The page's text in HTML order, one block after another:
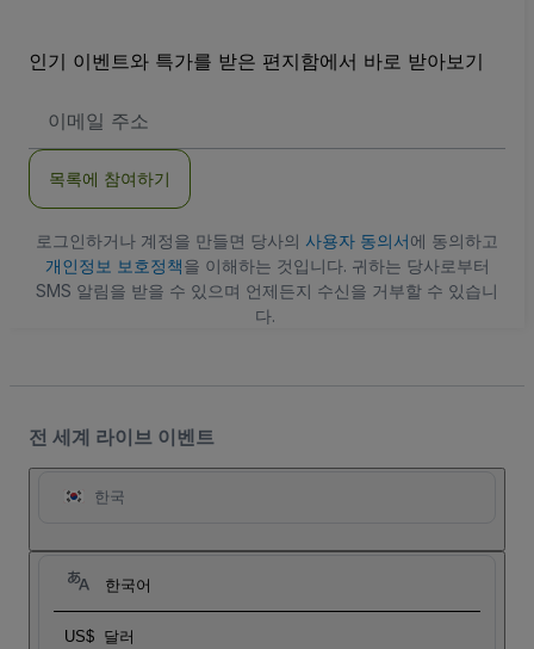
인기 이벤트와 특가를 받은 편지함에서 바로 받아보기
메
소
목록에 참여하기
로그인하거나 계정을 만들면 당사의 사용자 동의서에 동의하고
개인정보 보호정책을 이해하는 것입니다. 귀하는 당사로부터
SMS 알림을 받을 수 있으며 언제든지 수신을 거부할 수 있습니
다.
전 세계 라이브 이벤트
한국
한국어
US$ 달러